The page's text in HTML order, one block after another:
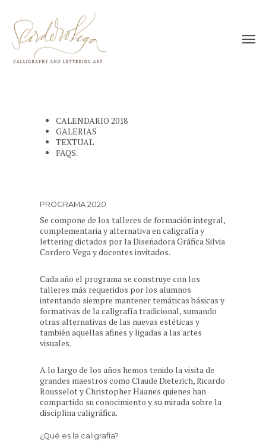
CALENDARIO 2018
GALERIAS
TEXTUAL
FAQS.
PROGRAMA 2020
Se compone de los talleres de formación integral,
complementaria y alternativa en caligrafía y
lettering dictados por la Diseñadora Gráfica Silvia
Cordero Vega y docentes invitados.
Cada año el programa se construye con los
talleres más requeridos por los alumnos
intentando siempre mantener temáticas básicas y
formativas de la caligrafía tradicional, sumando
otras alternativas de las nuevas estéticas y
también aquellas afines y ligadas a las artes
visuales.
A lo largo de los años hemos tenido la visita de
grandes maestros como Claude Dieterich, Ricardo
Rousselot y Christopher Haanes quienes han
compartido su conocimiento y su mirada sobre la
disciplina caligráfica.
¿Qué es la caligrafía?